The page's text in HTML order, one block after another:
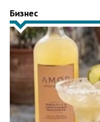
Бизнес